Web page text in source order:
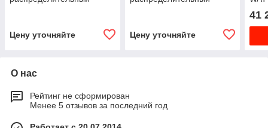
Цену уточняйте
Цену уточняйте
41
О нас
Рейтинг не сформирован
Менее 5 отзывов за последний год